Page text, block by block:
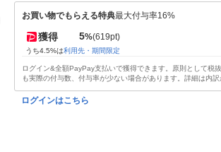
お買い物でもらえる特典最大付与率16%
獲得 5%(619pt)
うち4.5%は利用先・期間限定
ログイン&全額PayPay支払いで獲得できます。原則として税
も実際の付与数、付与率が少ない場合があります。詳細は内訳
ログインはこちら